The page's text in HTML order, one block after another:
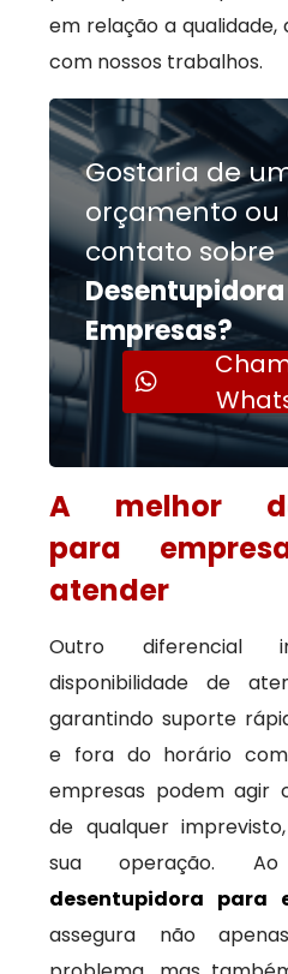
em relação a qualidade,
com nossos trabalhos.
Gostaria de
orçamento
contato sobre
Empresas?
A melhor
para
atender
Outro
disponibilidade de
garantindo suporte
e fora do horário
empresas podem agir
de qualquer
sua operação.
desentupidora para
assegura não